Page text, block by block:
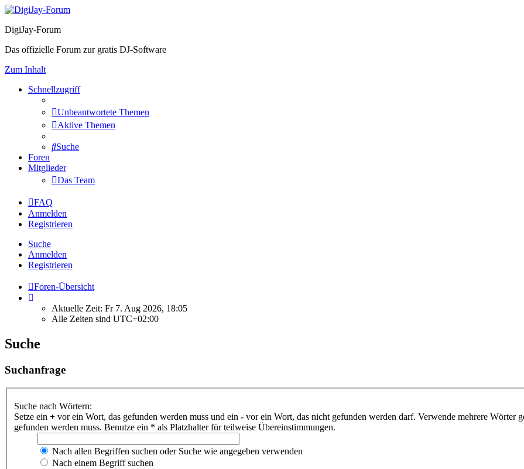
DigiJay-Forum
Das offizielle Forum zur gratis DJ-Software
Zum Inhalt
Schnellzugriff
Unbeantwortete Themen
Aktive Themen
Suche
Foren
Mitglieder
Das Team
FAQ
Anmelden
Registrieren
Suche
Anmelden
Registrieren
Foren-Übersicht
Aktuelle Zeit: Fr 7. Aug 2026, 18:05
Alle Zeiten sind UTC+02:00
Suche
Suchanfrage
Suche nach Wörtern:
Setze ein + vor ein Wort, das gefunden werden muss und ein - vor ein Wort, das nicht gefunden werden darf. Verwende mehrere Wörter
gefunden werden muss. Benutze ein * als Platzhalter für teilweise Übereinstimmungen.
Nach allen Begriffen suchen oder Suche wie angegeben verwenden
Nach einem Begriff suchen